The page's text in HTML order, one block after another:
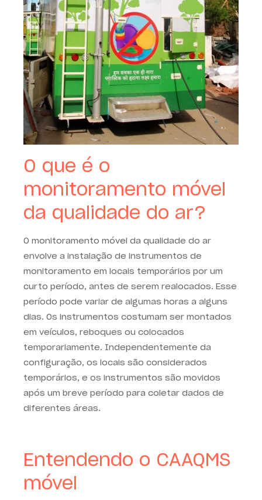
O que é o
monitoramento móvel
da qualidade do ar?
O monitoramento móvel da qualidade do ar
envolve a instalação de instrumentos de
monitoramento em locais temporários por um
curto período, antes de serem realocados. Esse
período pode variar de algumas horas a alguns
dias. Os instrumentos costumam ser montados
em veículos, reboques ou colocados
temporariamente. Independentemente da
configuração, os locais são considerados
temporários, e os instrumentos são movidos
após um breve período para coletar dados de
diferentes áreas.
Entendendo o CAAQMS
móvel